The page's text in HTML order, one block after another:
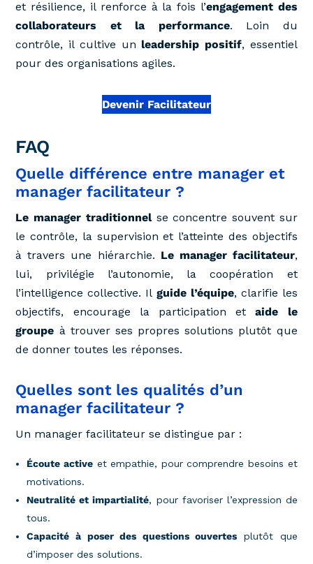
et résilience, il renforce à la fois l’engagement des
collaborateurs et la performance. Loin du
contrôle, il cultive un leadership positif, essentiel
pour des organisations agiles.
Devenir Facilitateur
FAQ
Quelle différence entre manager et
manager facilitateur ?
Le manager traditionnelse concentre souvent sur
le contrôle, la supervision et l’atteinte des objectifs
à travers une hiérarchie. Le manager facilitateur,
lui, privilégie l’autonomie, la coopération et
l’intelligence collective. Il guide l’équipe, clarifie les
objectifs, encourage la participation etaide le
groupe à trouver ses propres solutions plutôt que
de donner toutes les réponses.
Quelles sont les qualités d’un
manager facilitateur ?
Un manager facilitateur se distingue par :
Écoute active et empathie, pour comprendre besoins et
motivations.
Neutralité et impartialité, pour favoriser l’expression de
tous.
Capacité à poser des questions ouvertes plutôt que
d’imposer des solutions.